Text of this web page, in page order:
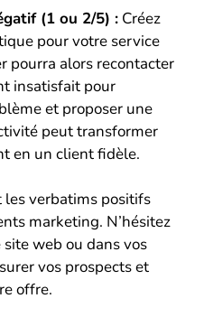
(1 ou 2/5) : Créez
pour votre service
pourra alors recontacter
insatisfait pour
et proposer une
peut transformer
en un client fidèle.
les verbatims positifs
marketing. N’hésitez
web ou dans vos
vos prospects et
offre.